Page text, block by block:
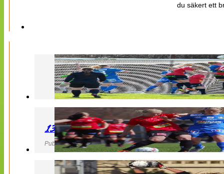
du säkert ett
130427 LB 07 – QBIK
Publicerad 27 April 2013, 22:40